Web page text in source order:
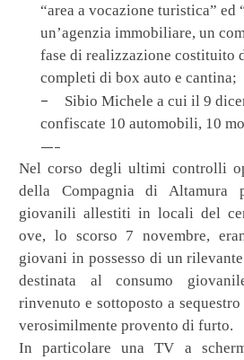
“area a vocazione turistica” ed
un’agenzia immobiliare, un
fase di realizzazione costituito
completi di box auto e cantina;
–
Sibio Michele a cui il 9
confiscate 10 automobili, 10
—–
Nel corso degli ultimi controlli
della Compagnia di Altamura
giovanili allestiti in locali del
ove, lo scorso 7 novembre,
giovani in possesso di un
destinata al consumo
rinvenuto e sottoposto a
verosimilmente provento di furto.
In particolare una TV a